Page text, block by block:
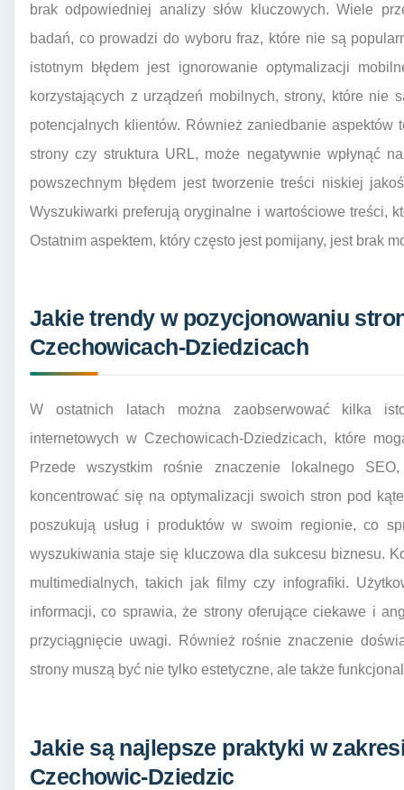
brak odpowiedniej analizy słów kluczowych. Wiele
badań, co prowadzi do wyboru fraz, które nie są
istotnym błędem jest ignorowanie optymalizacji
korzystających z urządzeń mobilnych, strony, które nie
potencjalnych klientów. Również zaniedbanie aspektów
strony czy struktura URL, może negatywnie wpłynąć
powszechnym błędem jest tworzenie treści niskiej
Wyszukiwarki preferują oryginalne i wartościowe treści,
Ostatnim aspektem, który często jest pomijany, jest brak
Jakie trendy w pozycjonowaniu
Czechowicach-Dziedzicach
W ostatnich latach można zaobserwować kilka
internetowych w Czechowicach-Dziedzicach, które
Przede wszystkim rośnie znaczenie lokalnego
koncentrować się na optymalizacji swoich stron pod
poszukują usług i produktów w swoim regionie, co
wyszukiwania staje się kluczowa dla sukcesu biznesu.
multimedialnych, takich jak filmy czy infografiki.
informacji, co sprawia, że strony oferujące ciekawe i
przyciągnięcie uwagi. Również rośnie znaczenie
strony muszą być nie tylko estetyczne, ale także
Jakie są najlepsze praktyki w
Czechowic-Dziedzic